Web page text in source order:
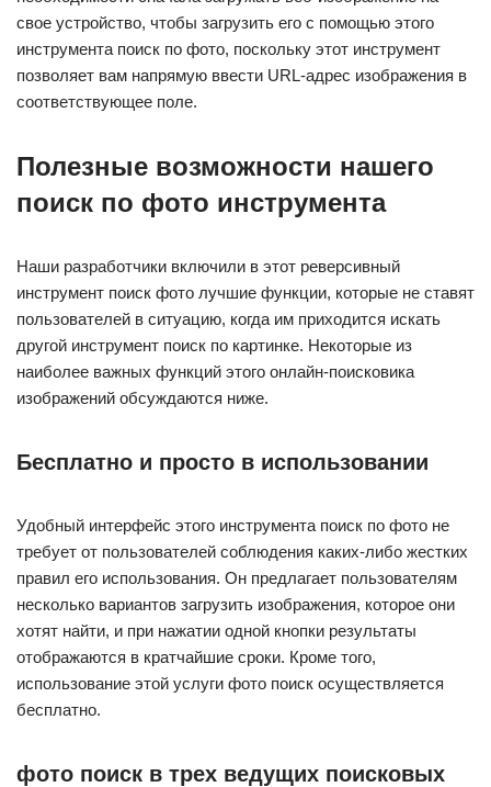
свое устройство, чтобы загрузить его с помощью этого
инструмента поиск по фото, поскольку этот инструмент
позволяет вам напрямую ввести URL-адрес изображения в
соответствующее поле.
Полезные возможности нашего
поиск по фото инструмента
Наши разработчики включили в этот реверсивный
инструмент поиск фото лучшие функции, которые не ставят
пользователей в ситуацию, когда им приходится искать
другой инструмент поиск по картинке. Некоторые из
наиболее важных функций этого онлайн-поисковика
изображений обсуждаются ниже.
Бесплатно и просто в использовании
Удобный интерфейс этого инструмента поиск по фото не
требует от пользователей соблюдения каких-либо жестких
правил его использования. Он предлагает пользователям
несколько вариантов загрузить изображения, которое они
хотят найти, и при нажатии одной кнопки результаты
отображаются в кратчайшие сроки. Кроме того,
использование этой услуги фото поиск осуществляется
бесплатно.
фото поиск в трех ведущих поисковых